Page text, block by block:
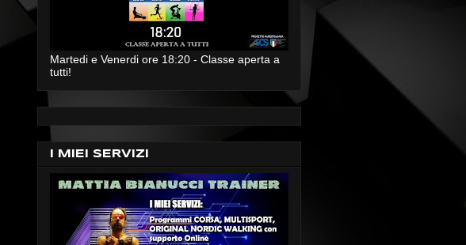
Martedi e Venerdi ore 18:20 - Classe aperta a
tutti!
I MIEI SERVIZI